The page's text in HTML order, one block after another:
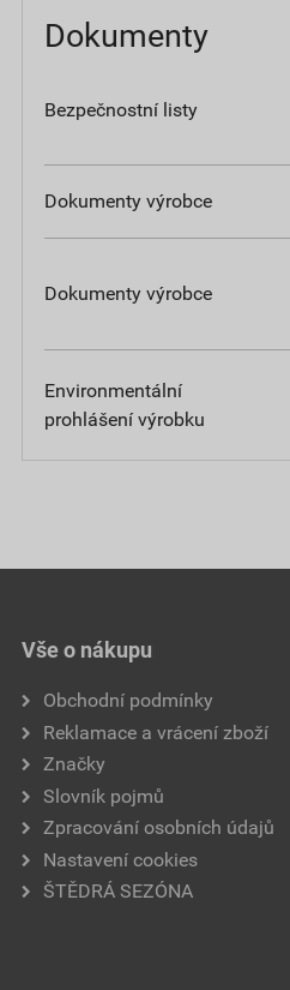
Dokumenty
Bezpečnostní listy
Dokumenty výrobce
Dokumenty výrobce
Environmentální
prohlášení výrobku
Vše o nákupu
Obchodní podmínky
Reklamace a vrácení zboží
Značky
Slovník pojmů
Zpracování osobních údajů
Nastavení cookies
ŠTĚDRÁ SEZÓNA